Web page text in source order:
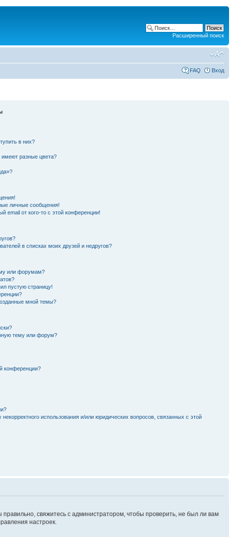
Расширенный поиск
FAQ Вход
в них?
имеют разные цвета?
личные сообщения!
email от кого-то с этой конференции!
в списках моих друзей и недругов?
или форумам?
пустую страницу!
мной темы?
тему или форум?
конференции?
использования и/или юридических вопросов, связанных с этой
свяжитесь с администратором, чтобы проверить, не был ли вам
настроек.